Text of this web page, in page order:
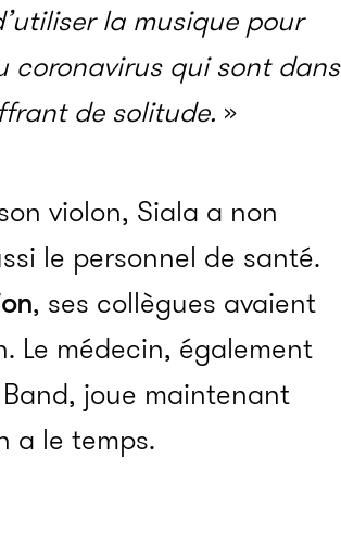
la musique pour
qui sont dans
de solitude. »
violon, Siala a non
le personnel de santé.
, ses collègues avaient
Le médecin, également
joue maintenant
a le temps.